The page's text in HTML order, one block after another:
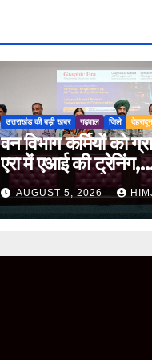
उत्तराखंड की बड़ी खबर गढ़वाल जिले देहरादून
वन विभाग कर्मियों को
एरा में एआई की ट्रेनिंग,
ChatGPT और
के व्यावहारिक उपयोग पर
फोकस
AUGUST 5, 2026